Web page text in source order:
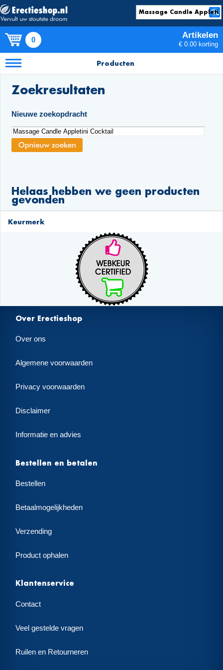
0 Artikelen
€ 0.00 korting
Producten
Zoekresultaten
Nieuwe zoekopdracht
Helaas hebben we geen producten
gevonden
Keurmerk
Over Erectieshop
Over ons
Algemene voorwaarden
Privacy voorwaarden
Disclaimer
Informatie en advies
Bestellen en betalen
Bestellen
Betaalmogelijkheden
Verzending
Product ophalen
Klantenservice
Contact
Veel gestelde vragen
Ruilen en Retourneren